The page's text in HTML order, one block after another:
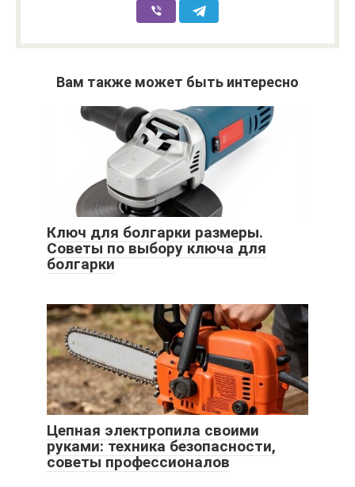
Вам также может быть интересно
Ключ для болгарки размеры.
Советы по выбору ключа для
болгарки
Цепная электропила своими
руками: техника безопасности,
советы профессионалов